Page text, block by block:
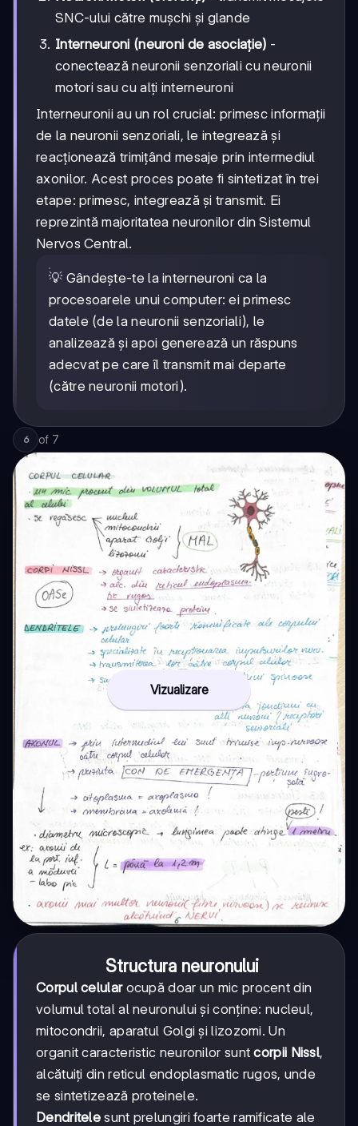
SNC-ului către mușchi și glande
Interneuroni (neuroni de asociație) -
conectează neuronii senzoriali cu neuronii
motori sau cu alți interneuroni
Interneuronii au un rol crucial: primesc informații
de la neuronii senzoriali, le integrează și
reacționează trimițând mesaje prin intermediul
axonilor. Acest proces poate fi sintetizat în trei
etape: primesc, integrează și transmit. Ei
reprezintă majoritatea neuronilor din Sistemul
Nervos Central.
💡 Gândește-te la interneuroni ca la
procesoarele unui computer: ei primesc
datele (de la neuronii senzoriali), le
analizează și apoi generează un răspuns
adecvat pe care îl transmit mai departe
(către neuronii motori).
6 of 7
Vizualizare
Structura neuronului
Corpul celularocupă doar un mic procent din
volumul total al neuronului și conține: nucleul,
mitocondrii, aparatul Golgi și lizozomi. Un
organit caracteristic neuronilor suntcorpii Nissl,
alcătuiți din reticul endoplasmatic rugos, unde
se sintetizează proteinele.
Dendritele sunt prelungiri foarte ramificate ale